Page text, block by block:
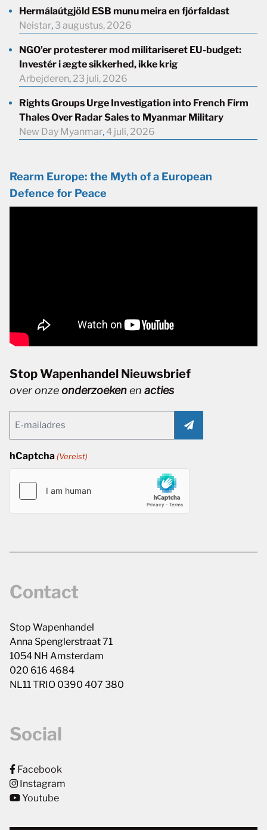
Hermálaútgjöld ESB munu meira en fjórfaldast
Neistar, 3 augustus, 2026
NGO’er protesterer mod militariseret EU-budget:
Investér i ægte sikkerhed, ikke krig
Arbejderen, 23 juli, 2026
Rights Groups Urge Investigation into French Firm
Thales Over Radar Sales to Myanmar Military
New Day Myanmar, 4 juli, 2026
Rearm Europe: the Myth of a European
Defence for Peace
Stop Wapenhandel Nieuwsbrief
over onzeonderzoekenen acties
(Vereist)
hCaptcha (Vereist)
Contact
Stop Wapenhandel
Anna Spenglerstraat 71
1054 NH Amsterdam
020 616 4684
NL11 TRIO 0390 407 380
Social
Facebook
Instagram
Youtube